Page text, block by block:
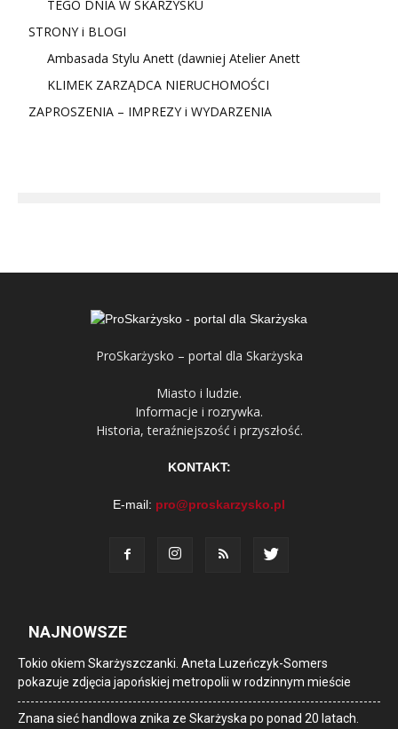
TEGO DNIA W SKARŻYSKU
STRONY i BLOGI
Ambasada Stylu Anett (dawniej Atelier Anett
KLIMEK ZARZĄDCA NIERUCHOMOŚCI
ZAPROSZENIA – IMPREZY i WYDARZENIA
ProSkarżysko – portal dla Skarżyska
Miasto i ludzie.
Informacje i rozrywka.
Historia, teraźniejszość i przyszłość.
KONTAKT:
E-mail: pro@proskarzysko.pl
NAJNOWSZE
Tokio okiem Skarżyszczanki. Aneta Luzeńczyk-Somers
pokazuje zdjęcia japońskiej metropolii w rodzinnym mieście
Znana sieć handlowa znika ze Skarżyska po ponad 20 latach.